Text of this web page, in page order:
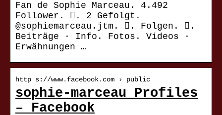
Fan de Sophie Marceau. 4.492
Follower. 󱞋. 2 Gefolgt.
@sophiemarceau.jtm. 󱙶. Folgen. 󰟝.
Beiträge · Info. Fotos. Videos ·
Erwähnungen …
http s://www.facebook.com › public
sophie-marceau Profiles
– Facebook